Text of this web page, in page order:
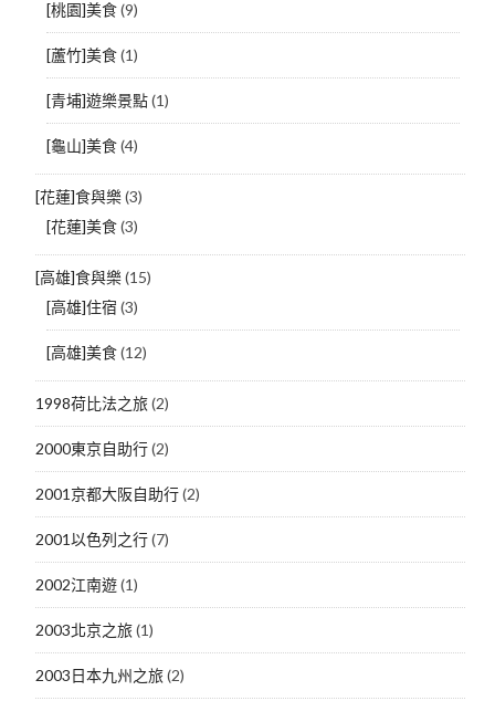
[桃園]美食(9)
[蘆竹]美食(1)
[青埔]遊樂景點(1)
[龜山]美食(4)
[花蓮]食與樂(3)
[花蓮]美食(3)
[高雄]食與樂(15)
[高雄]住宿 (3)
[高雄]美食(12)
1998荷比法之旅(2)
2000東京自助行(2)
2001京都大阪自助行(2)
2001以色列之行(7)
2002江南遊(1)
2003北京之旅(1)
2003日本九州之旅(2)